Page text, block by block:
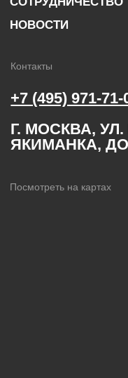
ОГРН 1024101215071
ИНН 4105025225
©2026, ООО «ПМК»
Все права защищены